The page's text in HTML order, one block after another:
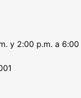
y 2:00 p.m. a 6:00